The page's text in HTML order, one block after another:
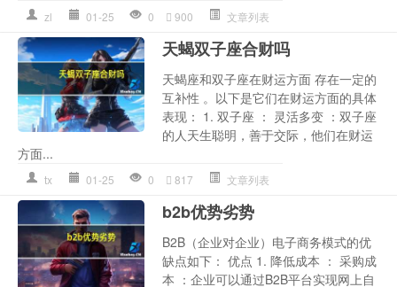
zl 01-25 0 900 文章列表
天蝎双子座合财吗
天蝎座和双子座在财运方面 存在一定的
互补性 。以下是它们在财运方面的具体
表现： 1. 双子座 ： 灵活多变 ：双子座
的人天生聪明，善于交际，他们在财运
方面...
tx 01-25 0 817 文章列表
b2b优势劣势
B2B（企业对企业）电子商务模式的优
缺点如下： 优点 1. 降低成本 ： 采购成
本 ：企业可以通过B2B平台实现网上自